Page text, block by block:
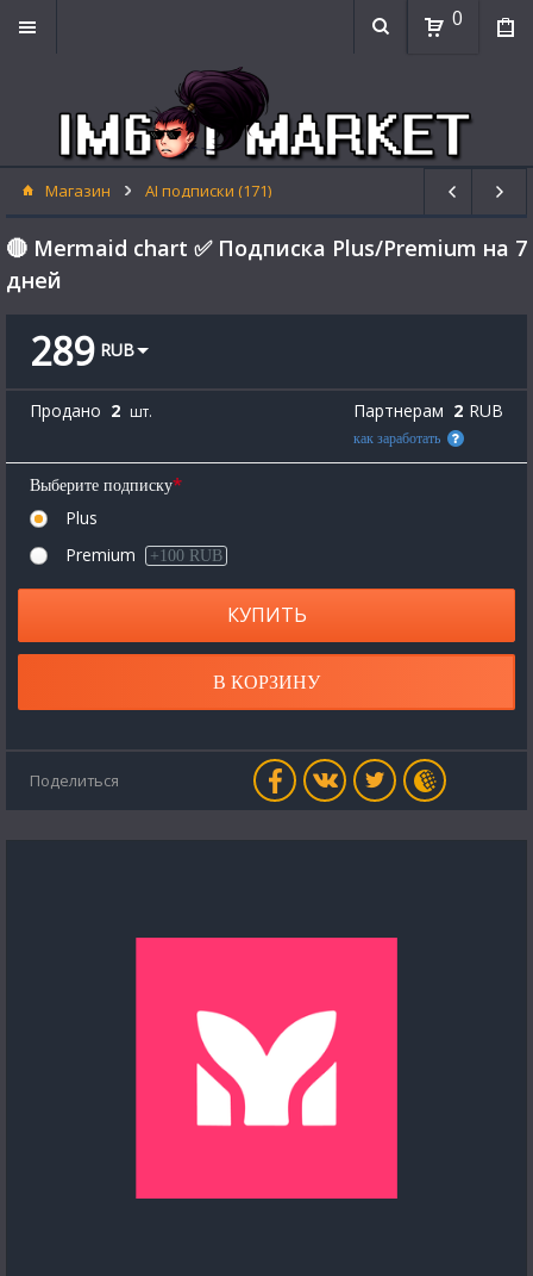
0
Магазин AI подписки (171)
🔴 Mermaid chart ✅ Подписка Plus/Premium на 7
дней
289 RUB
Продано 2 шт. Партнерам 2 RUB
как заработать
Выберите подписку*
Plus
Premium
+100 RUB
КУПИТЬ
В КОРЗИНУ
Поделиться